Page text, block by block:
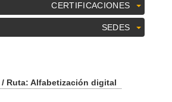
CERTIFICACIONES
SEDES
/ Ruta: Alfabetización digital